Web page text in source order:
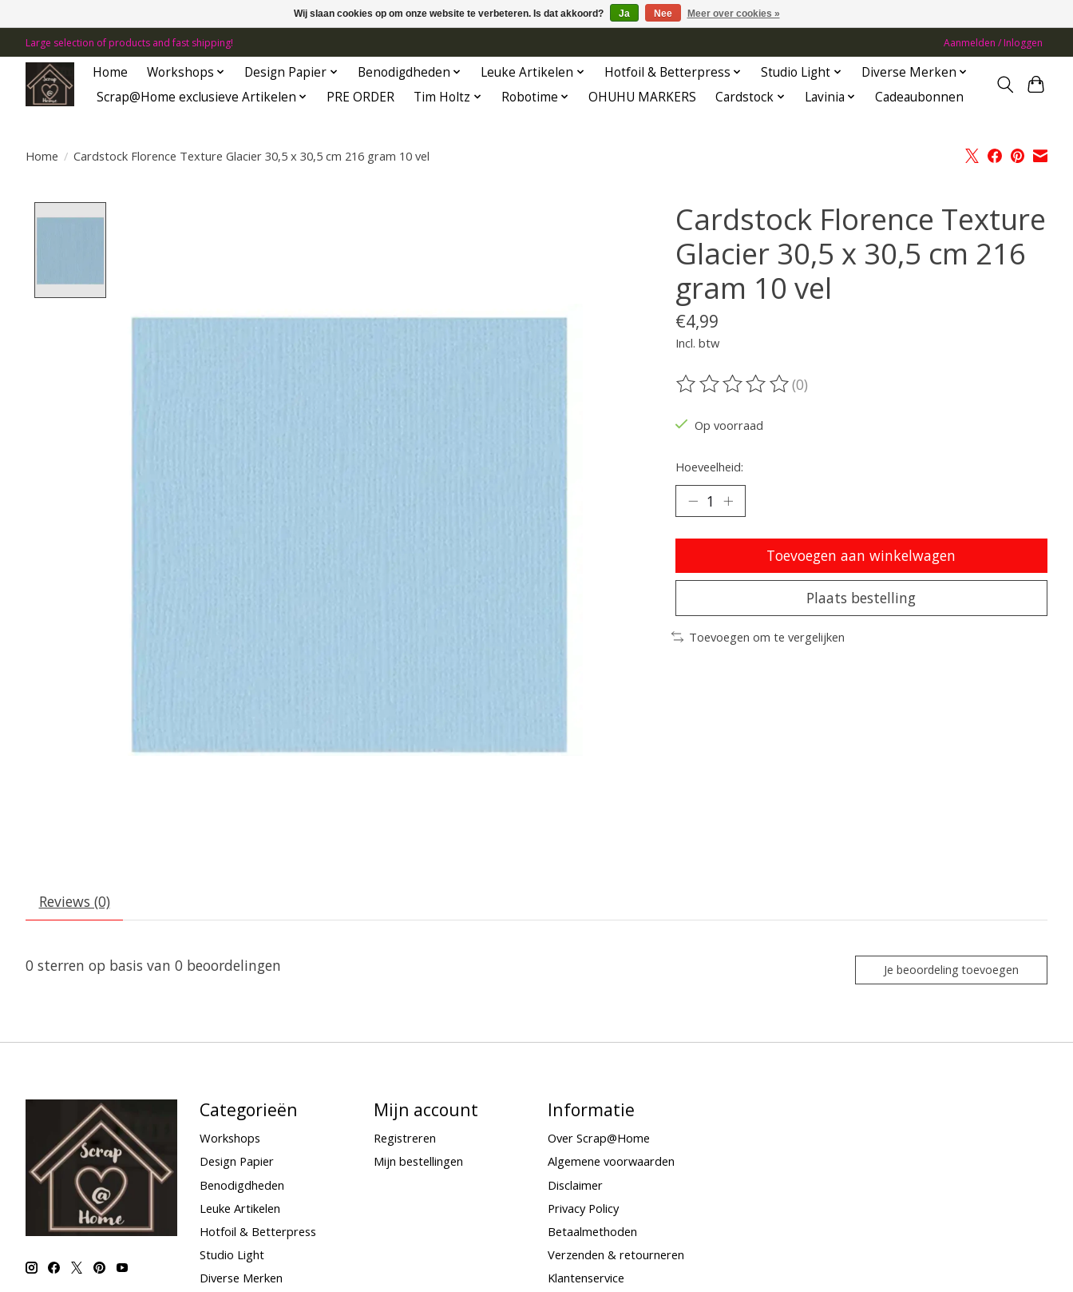
Large selection of products and fast shipping! Aanmelden / Inloggen
Home Workshops Design Papier Benodigdheden Leuke Artikelen Hotfoil & Betterpress Studio Light
Diverse Merken
Scrap@Home exclusieve Artikelen
PRE ORDER Tim Holtz Robotime OHUHU MARKERS Cardstock Lavinia Cadeaubonnen
Home / Cardstock Florence Texture Glacier 30,5 x 30,5 cm 216 gram 10 vel
Cardstock Florence Texture
Glacier 30,5 x 30,5 cm 216
gram 10 vel
€4,99
Incl. btw
De beoordeling van dit product is
(0)
Op voorraad
Hoeveelheid:
Toevoegen aan winkelwagen
Plaats bestelling
Toevoegen om te vergelijken
Reviews (0)
0 sterren op basis van 0 beoordelingen Je beoordeling toevoegen
Categorieën
Workshops
Design Papier
Benodigdheden
Leuke Artikelen
Hotfoil & Betterpress
Studio Light
Diverse Merken
Mijn account
Registreren
Mijn bestellingen
Informatie
Over Scrap@Home
Algemene voorwaarden
Disclaimer
Privacy Policy
Betaalmethoden
Verzenden & retourneren
Klantenservice
Wij slaan cookies op om onze website te verbeteren. Is dat akkoord? Ja Nee Meer over cookies »